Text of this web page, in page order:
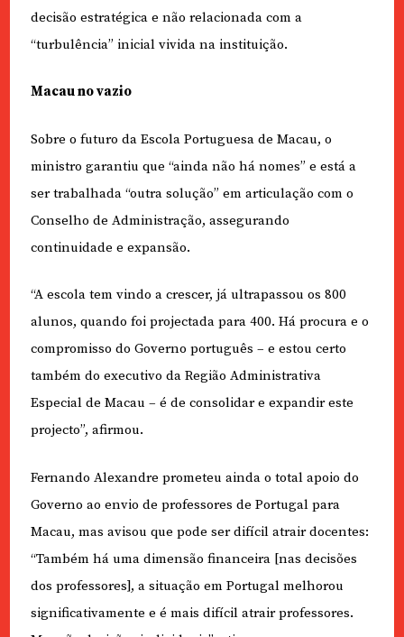
decisão estratégica e não relacionada com a
“turbulência” inicial vivida na instituição.
Macau no vazio
Sobre o futuro da Escola Portuguesa de Macau, o
ministro garantiu que “ainda não há nomes” e está a
ser trabalhada “outra solução” em articulação com o
Conselho de Administração, assegurando
continuidade e expansão.
“A escola tem vindo a crescer, já ultrapassou os 800
alunos, quando foi projectada para 400. Há procura e o
compromisso do Governo português – e estou certo
também do executivo da Região Administrativa
Especial de Macau – é de consolidar e expandir este
projecto”, afirmou.
Fernando Alexandre prometeu ainda o total apoio do
Governo ao envio de professores de Portugal para
Macau, mas avisou que pode ser difícil atrair docentes:
“Também há uma dimensão financeira [nas decisões
dos professores], a situação em Portugal melhorou
significativamente e é mais difícil atrair professores.